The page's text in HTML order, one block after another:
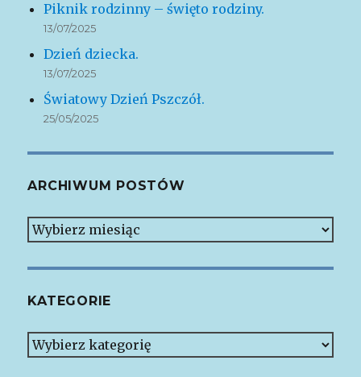
Piknik rodzinny – święto rodziny.
13/07/2025
Dzień dziecka.
13/07/2025
Światowy Dzień Pszczół.
25/05/2025
ARCHIWUM POSTÓW
Archiwum
KATEGORIE
Kategorie